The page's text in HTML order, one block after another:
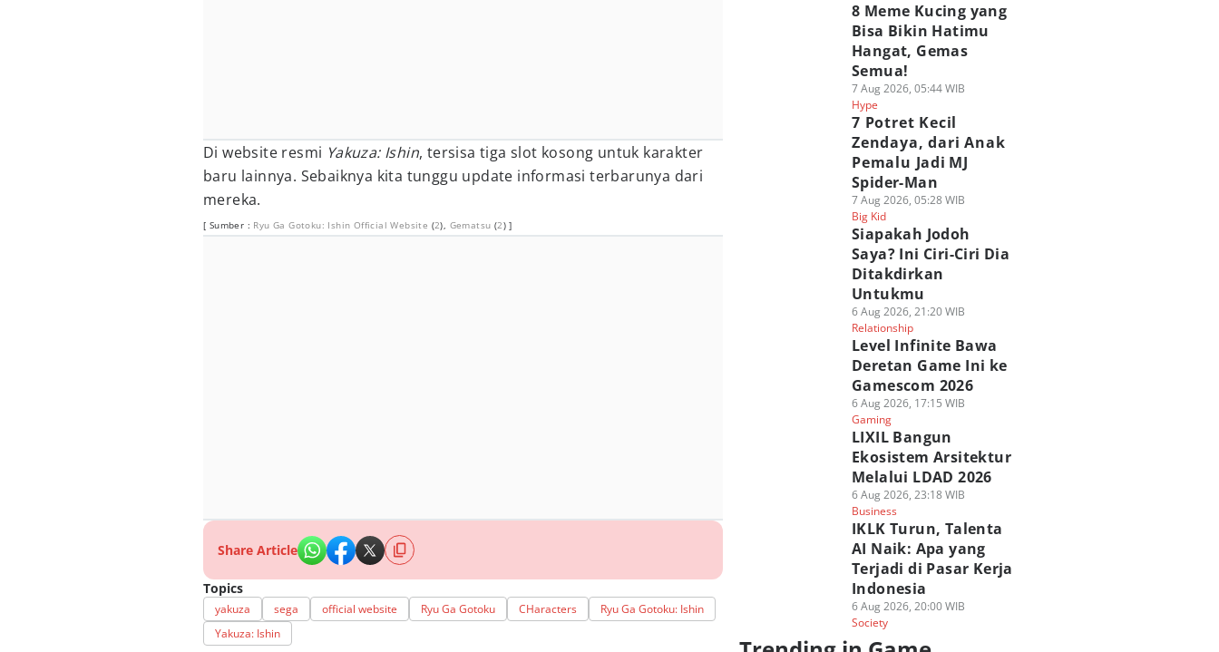
Di website resmi Yakuza: Ishin, tersisa tiga slot kosong untuk karakter
baru lainnya. Sebaiknya kita tunggu update informasi terbarunya dari
mereka.
[ Sumber : Ryu Ga Gotoku: Ishin Official Website (2), Gematsu (2) ]
Share Article
Topics
yakuza sega official website Ryu Ga Gotoku CHaracters
Ryu Ga Gotoku: Ishin
Yakuza: Ishin
8 Meme Kucing yang
Bisa Bikin Hatimu
Hangat, Gemas
Semua!
7 Aug 2026, 05:44 WIB
Hype
7 Potret Kecil
Zendaya, dari Anak
Pemalu Jadi MJ
Spider-Man
7 Aug 2026, 05:28 WIB
Big Kid
Siapakah Jodoh
Saya? Ini Ciri-Ciri Dia
Ditakdirkan
Untukmu
6 Aug 2026, 21:20 WIB
Relationship
Level Infinite Bawa
Deretan Game Ini ke
Gamescom 2026
6 Aug 2026, 17:15 WIB
Gaming
LIXIL Bangun
Ekosistem Arsitektur
Melalui LDAD 2026
6 Aug 2026, 23:18 WIB
Business
IKLK Turun, Talenta
AI Naik: Apa yang
Terjadi di Pasar Kerja
Indonesia
6 Aug 2026, 20:00 WIB
Society